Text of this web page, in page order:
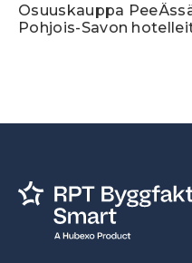
Osuuskauppa
Pohjois-Savon